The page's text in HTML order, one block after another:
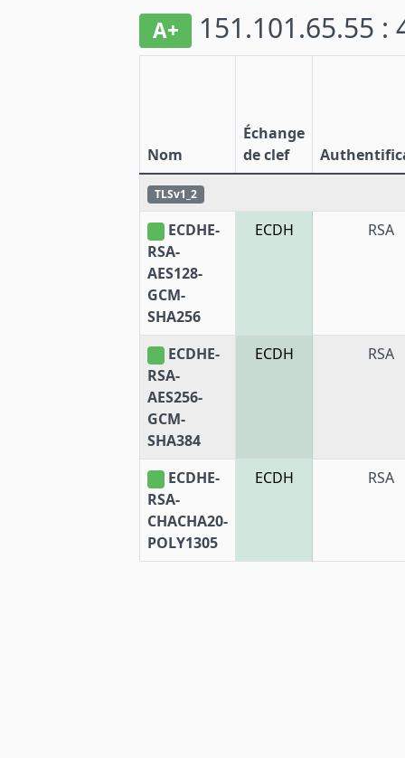
A+ 151.101.65.55 :
Nom
Échange
de clef
TLSv1_2
ECDHE-
RSA-
AES128-
GCM-
SHA256
ECDH RSA
ECDHE-
RSA-
AES256-
GCM-
SHA384
ECDH RSA
ECDHE-
RSA-
CHACHA20-
POLY1305
ECDH RSA